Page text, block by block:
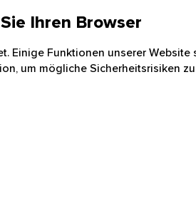
Ihren Browser
Einige Funktionen unserer
um mögliche Sicherheitsrisiken